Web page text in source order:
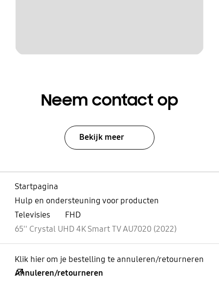
Neem contact op
Bekijk meer
Startpagina
Hulp en ondersteuning voor producten
Televisies
FHD
65'' Crystal UHD 4K Smart TV AU7020 (2022)
Klik hier om je bestelling te annuleren/retourneren
Annuleren/retourneren